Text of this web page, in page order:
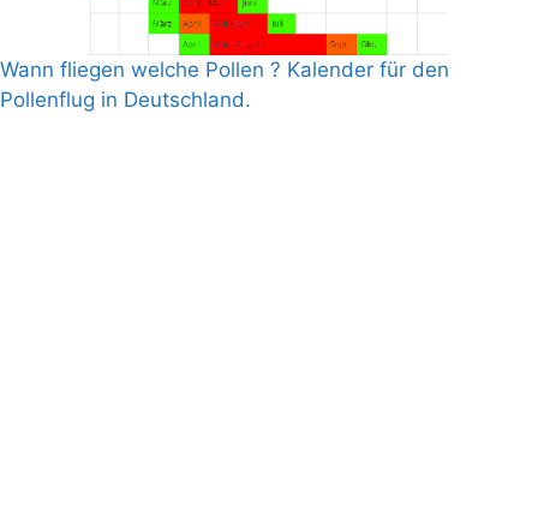
Wann fliegen welche Pollen ? Kalender für den
Pollenflug in Deutschland.